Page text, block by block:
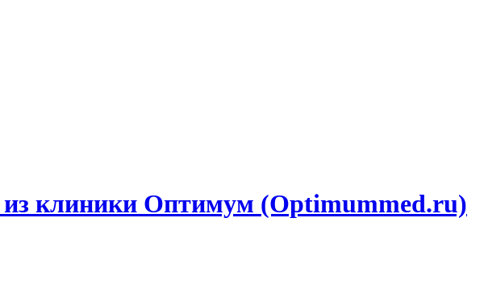
клиники Оптимум (Optimummed.ru)